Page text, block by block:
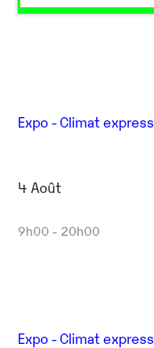
Expo - Climat express
4 Août
9h00 - 20h00
Expo - Climat express